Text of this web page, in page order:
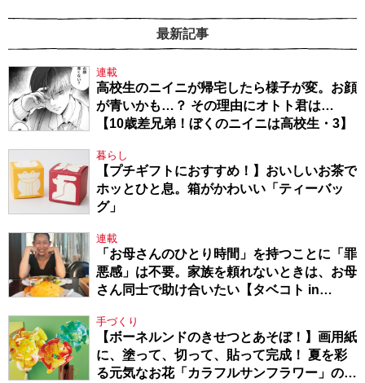
最新記事
連載
高校生のニイニが帰宅したら様子が変。お顔
が青いかも…？ その理由にオトト君は…
【10歳差兄弟！ぼくのニイニは高校生・3】
暮らし
【プチギフトにおすすめ！】おいしいお茶で
ホッとひと息。箱がかわいい「ティーバッ
グ」
連載
「お母さんのひとり時間」を持つことに「罪
悪感」は不要。家族を頼れないときは、お母
さん同士で助け合いたい【タベコト in
手づくり
【ボーネルンドのきせつとあそぼ！】画用紙
に、塗って、切って、貼って完成！ 夏を彩
る元気なお花「カラフルサンフラワー」の作